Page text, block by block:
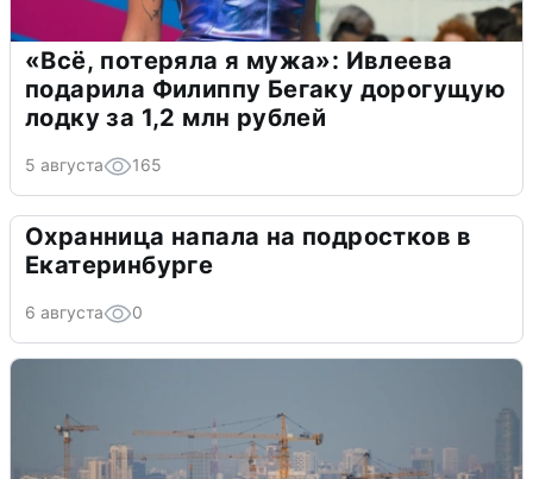
«Всё, потеряла я мужа»: Ивлеева
подарила Филиппу Бегаку дорогущую
лодку за 1,2 млн рублей
5 августа 165
Охранница напала на подростков в
Екатеринбурге
6 августа 0